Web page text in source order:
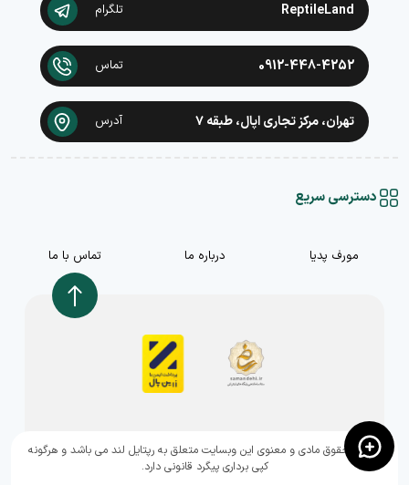
ReptileLand تلگرام
0912-448-4252 تماس
تهران، مرکز تجاری اپال، طبقه ۷ آدرس
دسترسی سریع
مورف پدیا درباره ما تماس با ما
,تمامی حقوق مادی و معنوی این وبسایت متعلق به رپتایل لند می باشد و هرگونه
کپی برداری پیگرد قانونی دارد.